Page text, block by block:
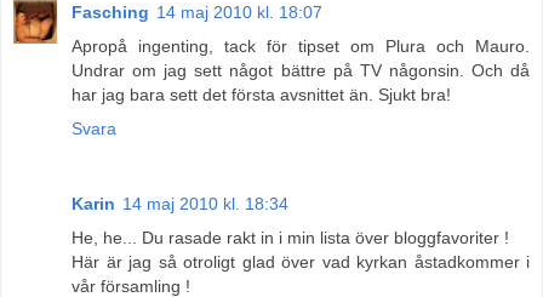
Fasching 14 maj 2010 kl. 18:07
Apropå ingenting, tack för tipset om Plura och Mauro.
Undrar om jag sett något bättre på TV någonsin. Och då
har jag bara sett det första avsnittet än. Sjukt bra!
Svara
Karin 14 maj 2010 kl. 18:34
He, he... Du rasade rakt in i min lista över bloggfavoriter !
Här är jag så otroligt glad över vad kyrkan åstadkommer i
vår församling !